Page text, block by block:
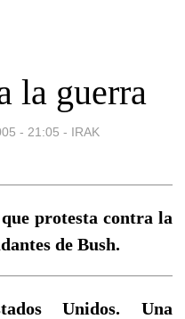
la guerra
- 21:05 - IRAK
protesta contra la
de Bush.
Unidos. Una